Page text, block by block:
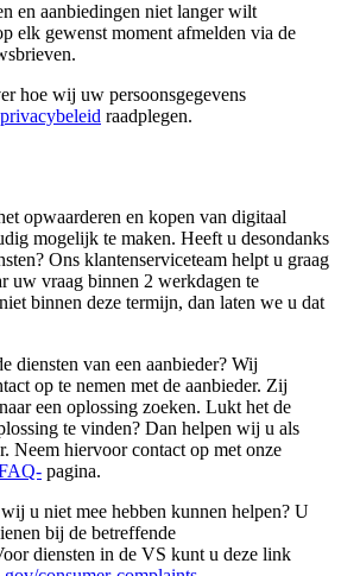
en aanbiedingen niet langer wilt
elk gewenst moment afmelden via de
hoe wij uw persoonsgegevens
privacybeleid raadplegen.
opwaarderen en kopen van digitaal
mogelijk te maken. Heeft u desondanks
Ons klantenserviceteam helpt u graag
uw vraag binnen 2 werkdagen te
binnen deze termijn, dan laten we u dat
diensten van een aanbieder? Wij
op te nemen met de aanbieder. Zij
een oplossing zoeken. Lukt het de
te vinden? Dan helpen wij u als
Neem hiervoor contact op met onze
pagina.
u niet mee hebben kunnen helpen? U
bij de betreffende
diensten in de VS kunt u deze link